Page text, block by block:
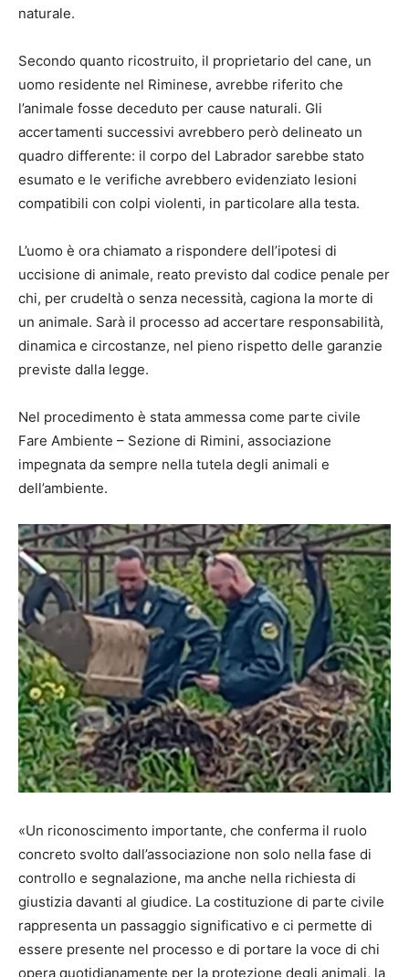
naturale.
Secondo quanto ricostruito, il proprietario del cane, un
uomo residente nel Riminese, avrebbe riferito che
l’animale fosse deceduto per cause naturali. Gli
accertamenti successivi avrebbero però delineato un
quadro differente: il corpo del Labrador sarebbe stato
esumato e le verifiche avrebbero evidenziato lesioni
compatibili con colpi violenti, in particolare alla testa.
L’uomo è ora chiamato a rispondere dell’ipotesi di
uccisione di animale, reato previsto dal codice penale per
chi, per crudeltà o senza necessità, cagiona la morte di
un animale. Sarà il processo ad accertare responsabilità,
dinamica e circostanze, nel pieno rispetto delle garanzie
previste dalla legge.
Nel procedimento è stata ammessa come parte civile
Fare Ambiente – Sezione di Rimini, associazione
impegnata da sempre nella tutela degli animali e
dell’ambiente.
«Un riconoscimento importante, che conferma il ruolo
concreto svolto dall’associazione non solo nella fase di
controllo e segnalazione, ma anche nella richiesta di
giustizia davanti al giudice. La costituzione di parte civile
rappresenta un passaggio significativo e ci permette di
essere presente nel processo e di portare la voce di chi
opera quotidianamente per la protezione degli animali, la